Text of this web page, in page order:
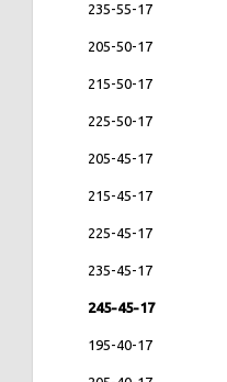
235-55-17
205-50-17
215-50-17
225-50-17
205-45-17
215-45-17
225-45-17
235-45-17
245-45-17
195-40-17